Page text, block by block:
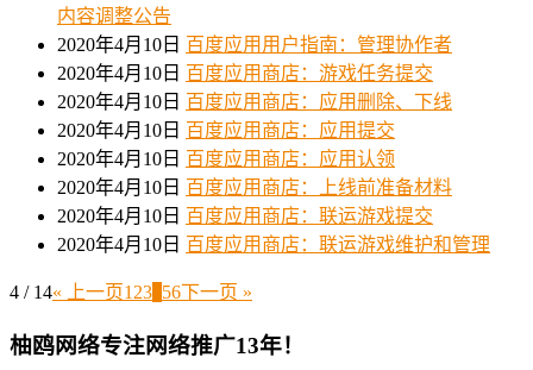
内容调整公告
2020年4月10日 百度应用用户指南：管理协作者
2020年4月10日 百度应用商店：游戏任务提交
2020年4月10日 百度应用商店：应用删除、下线
2020年4月10日 百度应用商店：应用提交
2020年4月10日 百度应用商店：应用认领
2020年4月10日 百度应用商店：上线前准备材料
2020年4月10日 百度应用商店：联运游戏提交
2020年4月10日 百度应用商店：联运游戏维护和管理
4 / 14« 上一页123 56下一页 »
柚鸥网络专注网络推广13年！